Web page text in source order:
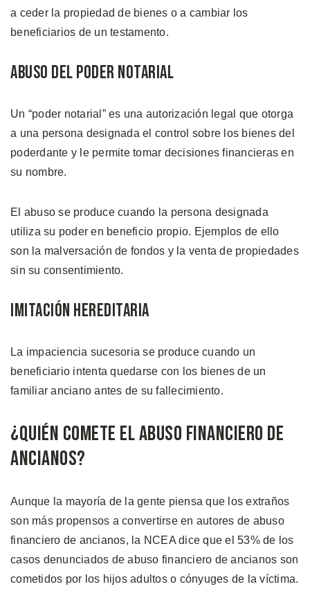
a ceder la propiedad de bienes o a cambiar los
beneficiarios de un testamento.
Abuso del Poder Notarial
Un “poder notarial” es una autorización legal que otorga
a una persona designada el control sobre los bienes del
poderdante y le permite tomar decisiones financieras en
su nombre.
El abuso se produce cuando la persona designada
utiliza su poder en beneficio propio. Ejemplos de ello
son la malversación de fondos y la venta de propiedades
sin su consentimiento.
Imitación Hereditaria
La impaciencia sucesoria se produce cuando un
beneficiario intenta quedarse con los bienes de un
familiar anciano antes de su fallecimiento.
¿Quién Comete el Abuso Financiero de
Ancianos?
Aunque la mayoría de la gente piensa que los extraños
son más propensos a convertirse en autores de abuso
financiero de ancianos, la NCEA dice que el 53% de los
casos denunciados de abuso financiero de ancianos son
cometidos por los hijos adultos o cónyuges de la víctima.